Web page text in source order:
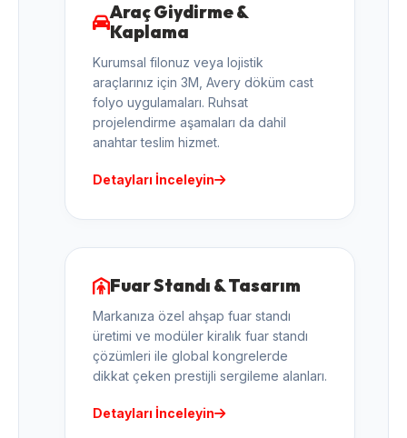
Araç Giydirme &
Kaplama
Kurumsal filonuz veya lojistik
araçlarınız için 3M, Avery döküm cast
folyo uygulamaları. Ruhsat
projelendirme aşamaları da dahil
anahtar teslim hizmet.
Detayları İnceleyin
Fuar Standı & Tasarım
Markanıza özel ahşap fuar standı
üretimi ve modüler kiralık fuar standı
çözümleri ile global kongrelerde
dikkat çeken prestijli sergileme alanları.
Detayları İnceleyin